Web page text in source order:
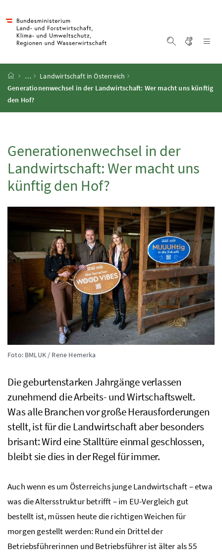
Startseite
…
Landwirtschaft in Österreich
Generationenwechsel in der Landwirtschaft: Wer macht uns künftig
den Hof?
Generationenwechsel in der
Landwirtschaft: Wer macht uns
künftig den Hof?
Foto: BMLUK / Rene Hemerka
Die geburtenstarken Jahrgänge verlassen
zunehmend die Arbeits- und Wirtschaftswelt.
Was alle Branchen vor große Herausforderungen
stellt, ist für die Landwirtschaft aber besonders
brisant: Wird eine Stalltüre einmal geschlossen,
bleibt sie dies in der Regel für immer.
Auch wenn es um Österreichs junge Landwirtschaft – etwa
was die Altersstruktur betrifft – im EU-Vergleich gut
bestellt ist, müssen heute die richtigen Weichen für
morgen gestellt werden: Rund ein Drittel der
Betriebsführerinnen und Betriebsführer ist älter als 55